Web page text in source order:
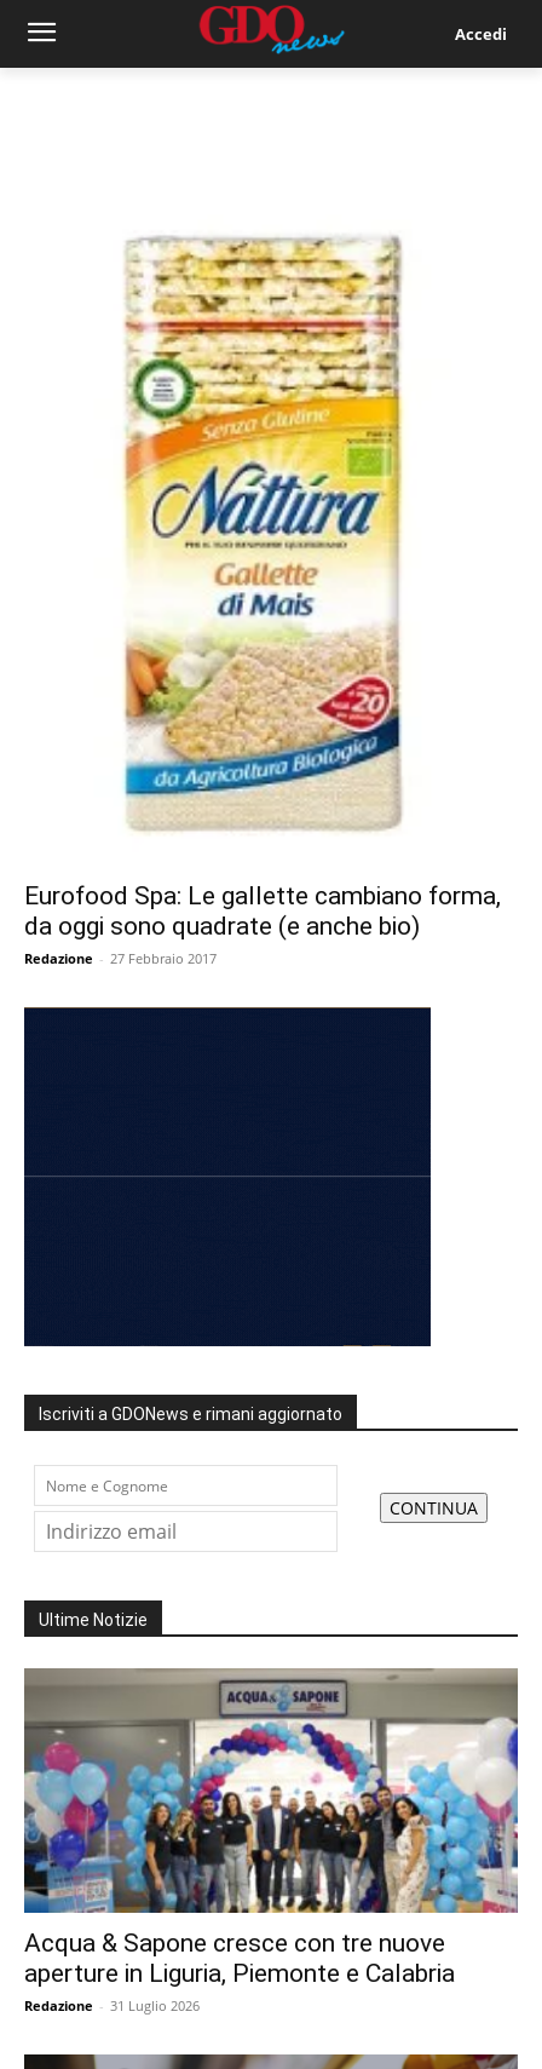
Accedi
Eurofood Spa: Le gallette cambiano forma,
da oggi sono quadrate (e anche bio)
Redazione - 27 Febbraio 2017
Iscriviti a GDONews e rimani aggiornato
Ultime Notizie
Acqua & Sapone cresce con tre nuove
aperture in Liguria, Piemonte e Calabria
Redazione - 31 Luglio 2026